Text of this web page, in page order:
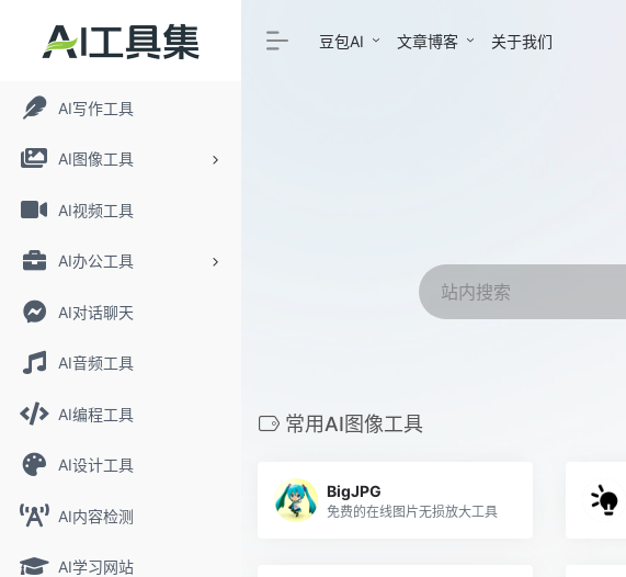
AI写作工具
AI图像工具
AI视频工具
AI办公工具
AI对话聊天
AI音频工具
AI编程工具
AI设计工具
AI内容检测
AI学习网站
豆包AI 文章博客 关于我们
常用AI图像工具
BigJPG
免费的在线图片无损放大工具